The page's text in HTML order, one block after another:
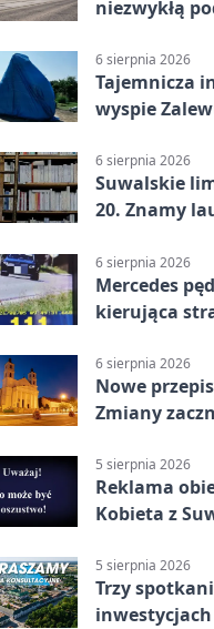
niezwykłą
6 sierpnia 2026
Tajemnicza
wyspie
6 sierpnia 2026
Suwalskie
20. Znamy
6 sierpnia 2026
Mercedes
kierująca
6 sierpnia 2026
Nowe
Zmiany
5 sierpnia 2026
Reklama
Kobieta z
5 sierpnia 2026
Trzy